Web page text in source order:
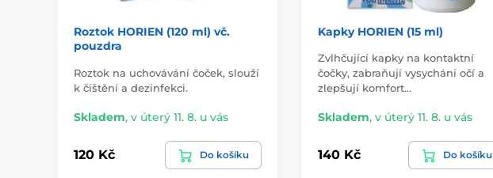
Roztok HORIEN (120 ml) vč.
pouzdra
Roztok na uchovávání čoček, slouží
k čištění a dezinfekci.
Skladem, v úterý 11. 8. u vás
120 Kč Do košíku
Kapky HORIEN (15 ml)
Zvlhčující kapky na kontaktní
čočky, zabraňují vysychání očí a
zlepšují komfort…
Skladem, v úterý 11. 8. u vás
140 Kč Do košíku